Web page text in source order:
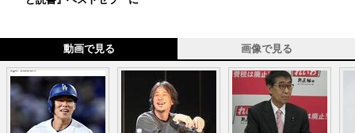
動画で見る 画像で見る